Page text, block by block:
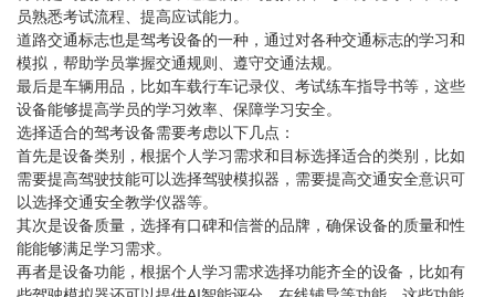
员熟悉考试流程、提高应试能力。
道路交通标志也是驾考设备的一种，通过对各种交通标志的学习和
模拟，帮助学员掌握交通规则、遵守交通法规。
最后是车辆用品，比如车载行车记录仪、考试练车指导书等，这些
设备能够提高学员的学习效率、保障学习安全。
选择适合的驾考设备需要考虑以下几点：
首先是设备类别，根据个人学习需求和目标选择适合的类别，比如
需要提高驾驶技能可以选择驾驶模拟器，需要提高交通安全意识可
以选择交通安全教学仪器等。
其次是设备质量，选择有口碑和信誉的品牌，确保设备的质量和性
能能够满足学习需求。
再者是设备功能，根据个人学习需求选择功能齐全的设备，比如有